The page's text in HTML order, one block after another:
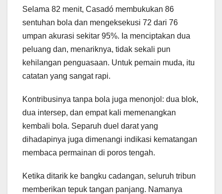
Selama 82 menit, Casadó membukukan 86
sentuhan bola dan mengeksekusi 72 dari 76
umpan akurasi sekitar 95%. Ia menciptakan dua
peluang dan, menariknya, tidak sekali pun
kehilangan penguasaan. Untuk pemain muda, itu
catatan yang sangat rapi.
Kontribusinya tanpa bola juga menonjol: dua blok,
dua intersep, dan empat kali memenangkan
kembali bola. Separuh duel darat yang
dihadapinya juga dimenangi indikasi kematangan
membaca permainan di poros tengah.
Ketika ditarik ke bangku cadangan, seluruh tribun
memberikan tepuk tangan panjang. Namanya